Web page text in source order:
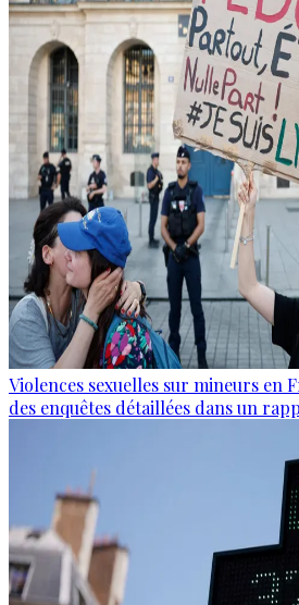
Violences sexuelles sur mineurs en
des enquêtes détaillées dans un